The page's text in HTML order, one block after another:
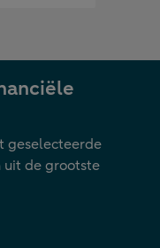
geselecteerde
uit de grootste